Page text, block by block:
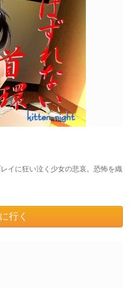
イに狂い泣く少女の悲哀。恐怖を織
行く